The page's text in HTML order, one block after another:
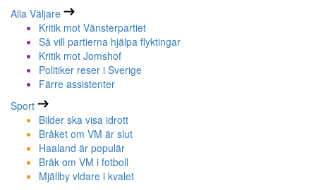
Alla Väljare
Kritik mot Vänsterpartiet
Så vill partierna hjälpa flyktingar
Kritik mot Jomshof
Politiker reser i Sverige
Färre assistenter
Sport
Bilder ska visa idrott
Bråket om VM är slut
Haaland är populär
Bråk om VM i fotboll
Mjällby vidare i kvalet